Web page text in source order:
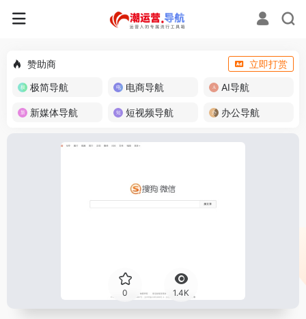
赞助商
立即打赏
极简导航
电商导航 AI导航
新媒体导航 短视频导航 办公导航
0 1.4K